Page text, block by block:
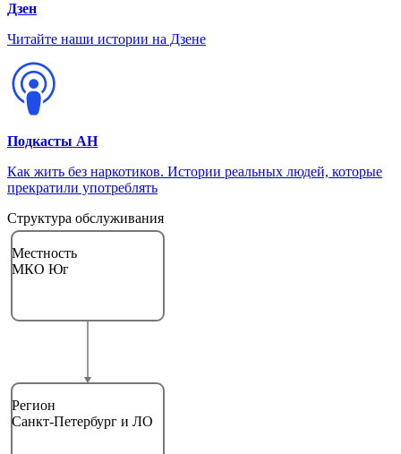
Дзен
Читайте наши истории на Дзене
Подкасты АН
Как жить без наркотиков. Истории реальных людей, которые
прекратили употреблять
Структура обслуживания
Местность
МКО Юг
Регион
Санкт-Петербург и ЛО